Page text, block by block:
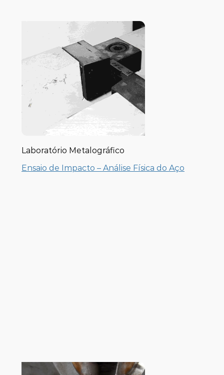
Laboratório Metalográfico
Ensaio de Impacto – Análise Física do Aço